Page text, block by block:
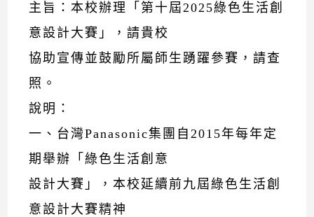
主旨：本校辦理「第十屆2025綠色生活創
意設計大賽」，請貴校
協助宣傳並鼓勵所屬師生踴躍參賽，請查
照。
說明：
一、台灣Panasonic集團自2015年每年定
期舉辦「綠色生活創意
設計大賽」，本校延續前九屆綠色生活創
意設計大賽精神